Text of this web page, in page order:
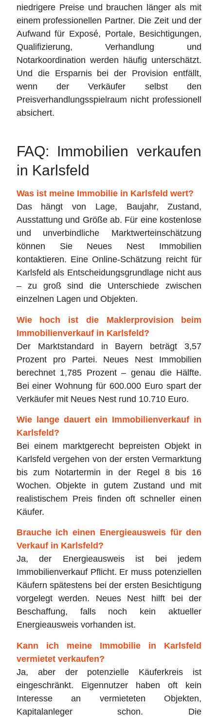
niedrigere Preise und brauchen länger als mit
einem professionellen Partner. Die Zeit und der
Aufwand für Exposé, Portale, Besichtigungen,
Qualifizierung, Verhandlung und
Notarkoordination werden häufig unterschätzt.
Und die Ersparnis bei der Provision entfällt,
wenn der Verkäufer selbst den
Preisverhandlungsspielraum nicht professionell
absichert.
FAQ: Immobilien verkaufen
in Karlsfeld
Was ist meine Immobilie in Karlsfeld wert?
Das hängt von Lage, Baujahr, Zustand,
Ausstattung und Größe ab. Für eine kostenlose
und unverbindliche Marktwerteinschätzung
können Sie Neues Nest Immobilien
kontaktieren. Eine Online-Schätzung reicht für
Karlsfeld als Entscheidungsgrundlage nicht aus
– zu groß sind die Unterschiede zwischen
einzelnen Lagen und Objekten.
Wie hoch ist die Maklerprovision beim
Immobilienverkauf in Karlsfeld?
Der Marktstandard in Bayern beträgt 3,57
Prozent pro Partei. Neues Nest Immobilien
berechnet 1,785 Prozent – genau die Hälfte.
Bei einer Wohnung für 600.000 Euro spart der
Verkäufer mit Neues Nest rund 10.710 Euro.
Wie lange dauert ein Immobilienverkauf in
Karlsfeld?
Bei einem marktgerecht bepreisten Objekt in
Karlsfeld vergehen von der ersten Vermarktung
bis zum Notartermin in der Regel 8 bis 16
Wochen. Objekte in gutem Zustand und mit
realistischem Preis finden oft schneller einen
Käufer.
Brauche ich einen Energieausweis für den
Verkauf in Karlsfeld?
Ja, der Energieausweis ist bei jedem
Immobilienverkauf Pflicht. Er muss potenziellen
Käufern spätestens bei der ersten Besichtigung
vorgelegt werden. Neues Nest hilft bei der
Beschaffung, falls noch kein aktueller
Energieausweis vorhanden ist.
Kann ich meine Immobilie in Karlsfeld
vermietet verkaufen?
Ja, aber der potenzielle Käuferkreis ist
eingeschränkt. Eigennutzer haben oft kein
Interesse an vermieteten Objekten,
Kapitalanleger schon. Die